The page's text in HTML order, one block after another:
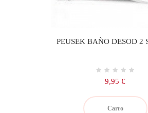
PEUSEK BAÑO DESOD 2
Precio
9,95 €
Carro